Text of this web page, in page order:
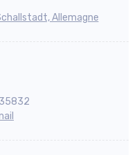
Allemagne